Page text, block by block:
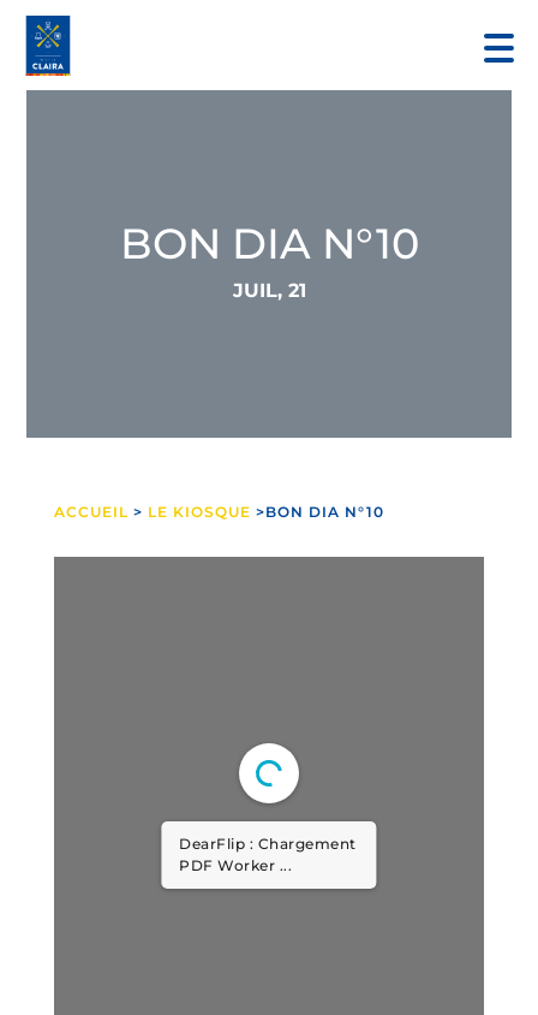
BON DIA N°10
JUIL, 21
ACCUEIL > LE KIOSQUE >BON DIA N°10
DearFlip : Chargement
PDF Worker ...